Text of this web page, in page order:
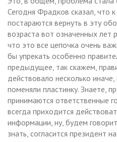
Сегодня Фрадков сказал, что
постараются вернуть в эту
возраста вот означенных лет
что это все цепочка очень
бы упрекать особенно
предыдущее, так скажем,
действовало несколько
поменяли пластинку. Знаете,
принимаются ответственные
всегда приходится
информации, ну, будем
знать, согласится президент